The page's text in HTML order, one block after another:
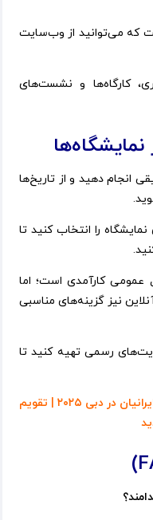
که می‌توانید از وب‌سایت
کارگاه‌ها و نشست‌های
نمایشگاه‌ها
انجام دهید و از تاریخ‌ها
را انتخاب کنید تا
عمومی کارآمدی است؛ اما
نیز گزینه‌های مناسبی
رسمی تهیه کنید تا
نمایشگاه‌های محبوب ایرانیان در دبی ۲۰۲۵ | تقویم